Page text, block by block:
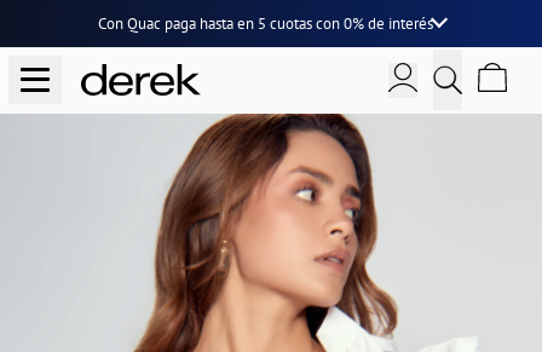
Con Quac paga hasta en 5 cuotascon0% de interés